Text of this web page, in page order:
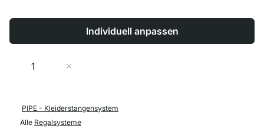
Individuell anpassen
Menge
PIPE - Kleiderstangensystem
Alle Regalsysteme